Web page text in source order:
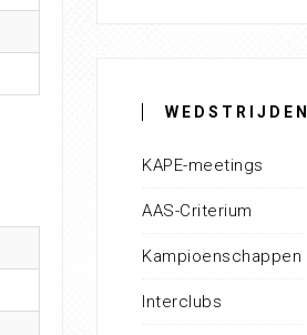
WEDSTRIJDEN
KAPE-meetings
AAS-Criterium
Kampioenschappen
Interclubs